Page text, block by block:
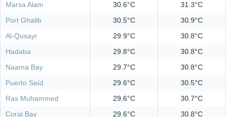
Marsa Alam 30.6°C
31.3°C
Port Ghalib
30.5°C
30.9°C
Al-Qusayr
29.9°C
30.8°C
Hadaba
29.8°C
30.8°C
Naama Bay
29.7°C
30.8°C
Puerto Saíd
29.6°C
30.5°C
Ras Muhammed
29.6°C
30.7°C
Coral Bay
29.6°C
30.8°C